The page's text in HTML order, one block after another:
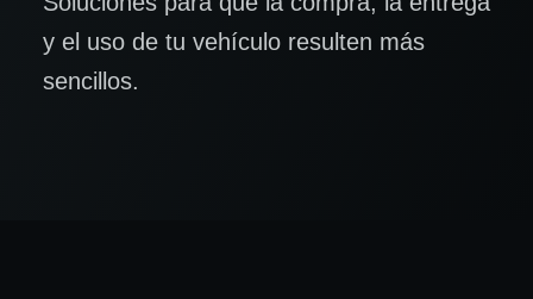
y el uso de tu vehículo resulten más
sencillos.